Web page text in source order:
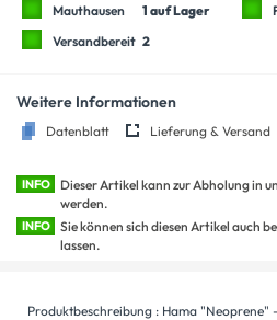
Weitere Informationen
Datenblatt Lieferung & Versand
INFO Dieser Artikel kann zur Abholung in
werden.
INFO
Sie können sich diesen Artikel auch
lassen.
Mauthausen 1 auf Lager
Versandbereit 2
Produktbeschreibung : Hama "Neoprene"